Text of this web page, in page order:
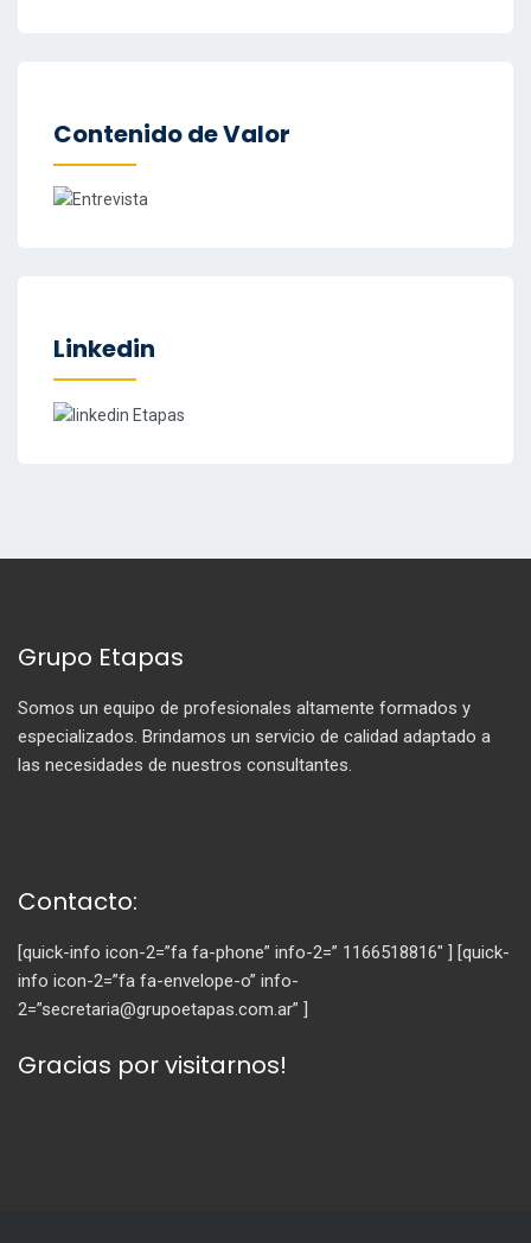
Contenido de Valor
Linkedin
Grupo Etapas
Somos un equipo de profesionales altamente formados y
especializados. Brindamos un servicio de calidad adaptado a
las necesidades de nuestros consultantes.
Contacto:
[quick-info icon-2=”fa fa-phone” info-2=” 1166518816″ ] [quick-
info icon-2=”fa fa-envelope-o” info-
2=”secretaria@grupoetapas.com.ar” ]
Gracias por visitarnos!